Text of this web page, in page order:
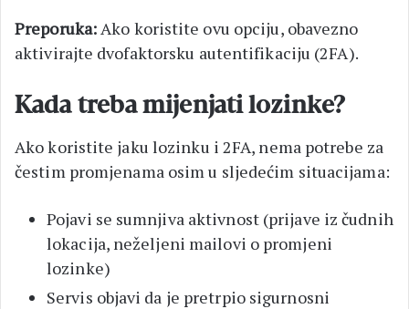
Preporuka:Ako koristite ovu opciju, obavezno
aktivirajte dvofaktorsku autentifikaciju (2FA).
Kada treba mijenjati lozinke?
Ako koristite jaku lozinku i 2FA, nema potrebe za
čestim promjenama osim u sljedećim situacijama:
Pojavi se sumnjiva aktivnost (prijave iz čudnih
lokacija, neželjeni mailovi o promjeni
lozinke)
Servis objavi da je pretrpio sigurnosni